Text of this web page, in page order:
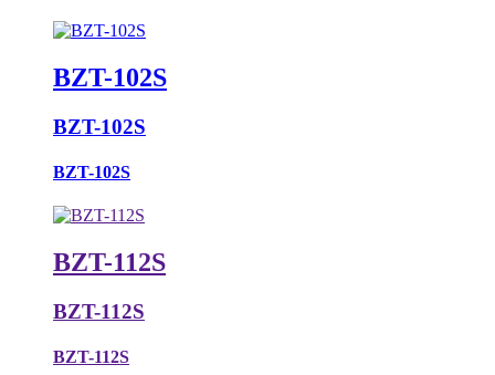
BZT-102S
BZT-102S
BZT-102S
BZT-112S
BZT-112S
BZT-112S